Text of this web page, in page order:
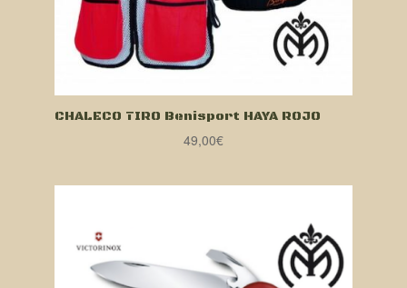
CHALECO TIRO Benisport HAYA ROJO
49,00€